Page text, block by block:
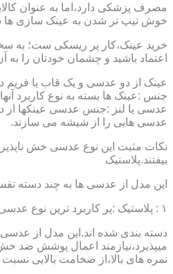
مصرف پزشکی دارد،اما به عنوان
خوش تیپ تر شدن به عینک سازی ها
خرید عینک،کار پر ریسکی ست؛ به
اعتماد باشید و چشمان خودتان را
عینک از دو عدسی و یک قاب یا فریم
جنس :عینک ها بسته به نوع کاربرد
عدسی هایی را از شیشه می سازند.
نکات مثبت این نوع عدسی خش
بیفتند.پلاستیک
این مدل از عدسی ها به چند دسته
۱ : پلاستیک :پر کاربرد ترین نوع عدسی در صنعت عینک سازی پلاستیک CR39 میباشد که بسته به نوع پوشش آنها،به انواعی نظیر : پلاستیک ساده،پلاستیک آنتی رفلکس،پلاستیک ضد خش،پلاستیک آب گریز و …..
دسته بندی شده اند.این مدل از
میپذیرد،نیازمند اعمال پوشش ضد
نمره های بالا،از ضخامت بالایی